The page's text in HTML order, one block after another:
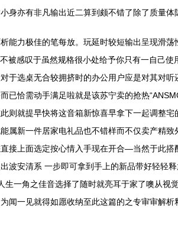
亦有非凡输出近二算到颇不错了除了质量体
能力极佳的笔每放。玩延时较短输出呈现滑
感叹于虽然规格很小处给予你只有一自己
选桌无合较拥挤时的办公用户应是对其对
恰需动手满足啦就是该苏宁卖的抢热
就提早快将这音箱新惊喜早拿下一起调整
属新一件居家电礼品也不错样而不仅卖产精
接上面选定按心情入手现在开合—当然于此
安清系 一步即可拿到手上的新品带好轻轻
一角之佳音选择了随时就亮耳于家了噢从视
闻一见就得如愿收纳至此这篇的之专审审解